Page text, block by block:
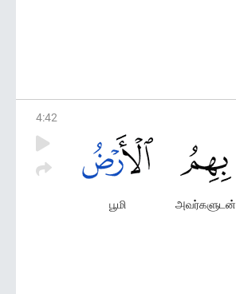
4:42
அவர்களுடன்
பூமி